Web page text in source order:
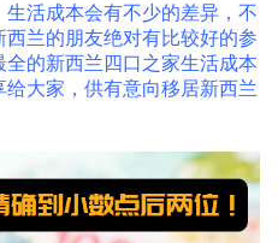
活成本会有不少的差异，不
兰的朋友绝对有比较好的参
的新西兰四口之家生活成本
大家，供有意向移居新西兰